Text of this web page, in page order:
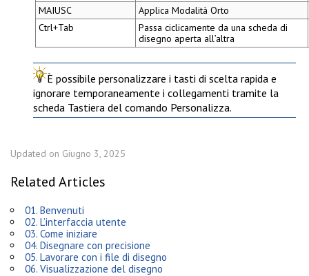
MAIUSC
ApplicaModalità Orto
Ctrl+Tab
Passa ciclicamente da una scheda di
disegno aperta all’altra
È possibile personalizzare i tasti di scelta rapida e
ignorare temporaneamente i collegamenti tramite la
scheda Tastiera del comando Personalizza.
Updated on Giugno 3, 2025
Related Articles
01. Benvenuti
02. L’interfaccia utente
03. Come iniziare
04. Disegnare con precisione
05. Lavorare con i file di disegno
06. Visualizzazione del disegno